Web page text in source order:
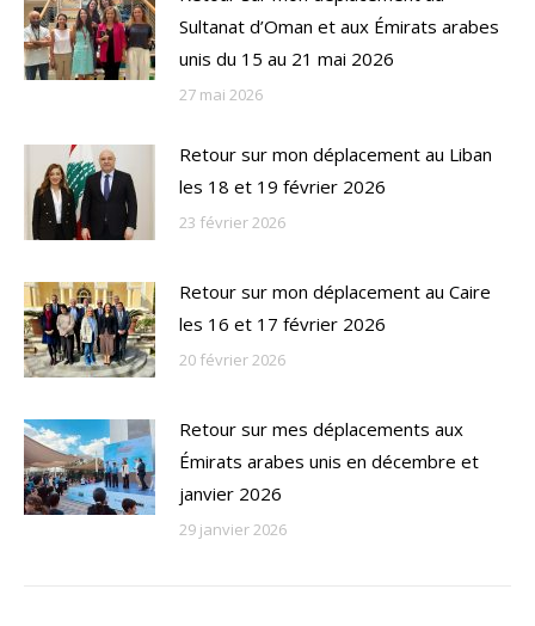
Sultanat d’Oman et aux Émirats arabes
unis du 15 au 21 mai 2026
27 mai 2026
Retour sur mon déplacement au Liban
les 18 et 19 février 2026
23 février 2026
Retour sur mon déplacement au Caire
les 16 et 17 février 2026
20 février 2026
Retour sur mes déplacements aux
Émirats arabes unis en décembre et
janvier 2026
29 janvier 2026